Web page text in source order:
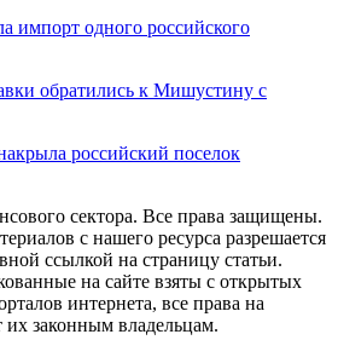
импорт одного российского
обратились к Мишустину с
российский поселок
сектора. Все права защищены.
с нашего ресурса разрешается
ссылкой на страницу статьи.
на сайте взяты с открытых
интернета, все права на
их законным владельцам.